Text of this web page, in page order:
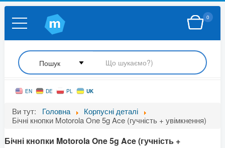
0
EN DE PL UK
Ви тут: Головна
Корпусні деталі
Бічні кнопки Motorola One 5g Ace (гучність + увімкнення)
Бічні кнопки Motorola One 5g Ace (гучність +